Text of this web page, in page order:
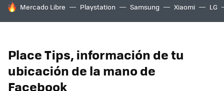
HOY SE HABLA DE
Mercado Libre Playstation Samsung Xiaomi LG
Place Tips, información de tu
ubicación de la mano de
Facebook